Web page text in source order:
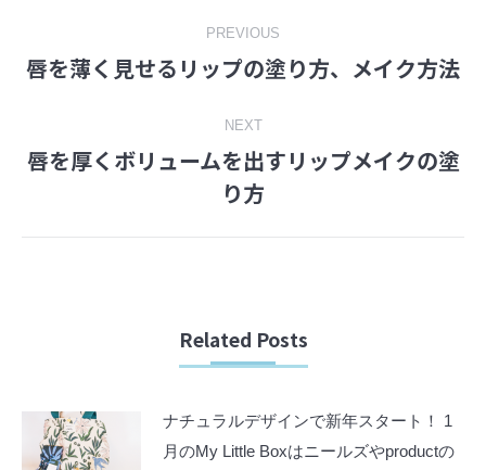
navigation
PREVIOUS
Previous
唇を薄く見せるリップの塗り方、メイク方法
NEXT
Next
post:
唇を厚くボリュームを出すリップメイクの塗
り方
Related Posts
ナチュラルデザインで新年スタート！ 1
月のMy Little Boxはニールズやproductの